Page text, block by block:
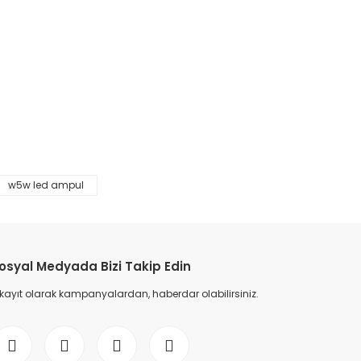
w5w led ampul
Medyada Bizi Takip Edin
olarak kampanyalardan, haberdar olabilirsiniz.